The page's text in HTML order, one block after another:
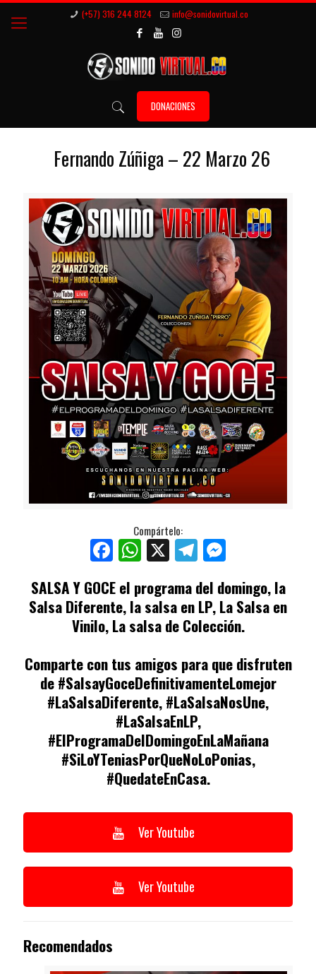
(+57) 316 244 8124 info@sonidovirtual.co
DONACIONES
Fernando Zúñiga – 22 Marzo 26
Compártelo:
Facebook
WhatsApp
X Telegram
SALSA Y GOCEel programa del domingo, la
Salsa Diferente, la salsa en LP, La Salsa en
Vinilo, La salsa de Colección.
Comparte con tus amigos para que disfruten
de #SalsayGoceDefinitivamenteLomejor
#LaSalsaDiferente, #LaSalsaNosUne,
#LaSalsaEnLP,
#ElProgramaDelDomingoEnLaMañana
#SiLoYTeniasPorQueNoLoPonias,
#QuedateEnCasa.
Ver Youtube
Ver Youtube
Recomendados